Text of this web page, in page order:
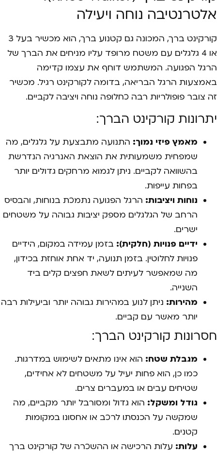
אלטרנטיבה נוחה ויעילה
קורקינט ברך, המכונה גם קטנוע ברך, הוא מכשיר בעל 3
או 4 גלגלים עם משטח מרופד עליו מניחים את הברך של
הרגל הפגועה. המשתמש דוחף את עצמו קדימה
באמצעות הרגל הבריאה, בדומה לקורקינט רגיל. מכשיר
זה צובר פופולריות רבה כחלופה נוחה ויציבה לקביים.
יתרונות קורקינט הברך:
מאמץ פיזי נמוך: התנועה מתבצעת על גלגלים, מה
שמפחית משמעותית את הוצאת האנרגיה הנדרשת
בהשוואה לקביים. ניתן לגמוא מרחקים גדולים יותר
בפחות עייפות.
נוחות ויציבות: הרגל הפגועה נתמכת בנוחות, והבסיס
הרחב של הגלגלים מספק יציבות גבוהה על משטחים
ישרים.
ידיים פנויות (חלקית): בזמן עמידה במקום, הידיים
פנויות לחלוטין. בזמן תנועה, יד אחת אוחזת בכידון,
מה שמאפשר לעיתים לשאת חפצים קלים ביד
השנייה.
מהירות: ניתן לנוע במהירות גבוהה יותר וביעילות רבה
יותר מאשר עם קביים.
חסרונות קורקינט הברך:
מגבלת שטח: הוא אינו מתאים לשימוש במדרגות.
כמו כן, הוא פחות יעיל על משטחים לא אחידים,
שטיחים עבים או במעברים צרים.
גודל ומשקל: הוא גדול ומסורבל יותר מקביים, מה
שמקשה על הכנסתו לרכב או אחסונו במקומות
קטנים.
עלות: עלות הרכישה או ההשכרה של קורקינט ברך